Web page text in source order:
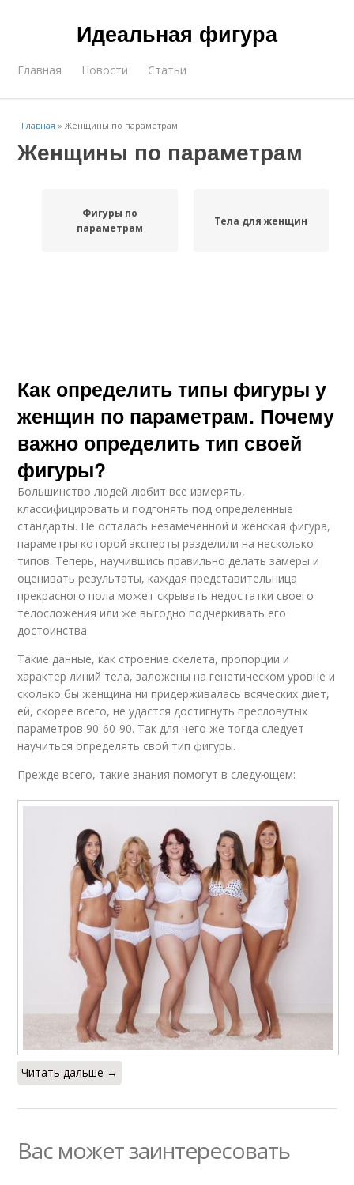
Идеальная фигура
Главная Новости Статьи
Главная »Женщины по параметрам
Женщины по параметрам
Фигуры по
параметрам
Тела для женщин
Как определить типы фигуры у
женщин по параметрам. Почему
важно определить тип своей
фигуры?
Большинство людей любит все измерять,
классифицировать и подгонять под определенные
стандарты. Не осталась незамеченной и женская фигура,
параметры которой эксперты разделили на несколько
типов. Теперь, научившись правильно делать замеры и
оценивать результаты, каждая представительница
прекрасного пола может скрывать недостатки своего
телосложения или же выгодно подчеркивать его
достоинства.
Такие данные, как строение скелета, пропорции и
характер линий тела, заложены на генетическом уровне и
сколько бы женщина ни придерживалась всяческих диет,
ей, скорее всего, не удастся достигнуть пресловутых
параметров 90-60-90. Так для чего же тогда следует
научиться определять свой тип фигуры.
Прежде всего, такие знания помогут в следующем:
Читать дальше →
Вас может заинтересовать